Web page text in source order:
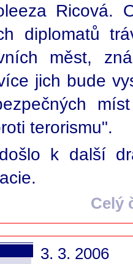
Ricová.
diplomatů
měst,
jich bude
terorismu".
k další
Celý
3. 3. 2006